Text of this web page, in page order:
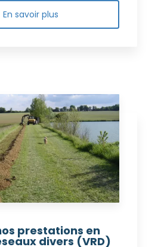
En savoir plus
prestations en
divers (VRD)